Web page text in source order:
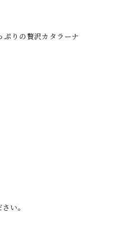
ぷりの贅沢カタラーナ
い。